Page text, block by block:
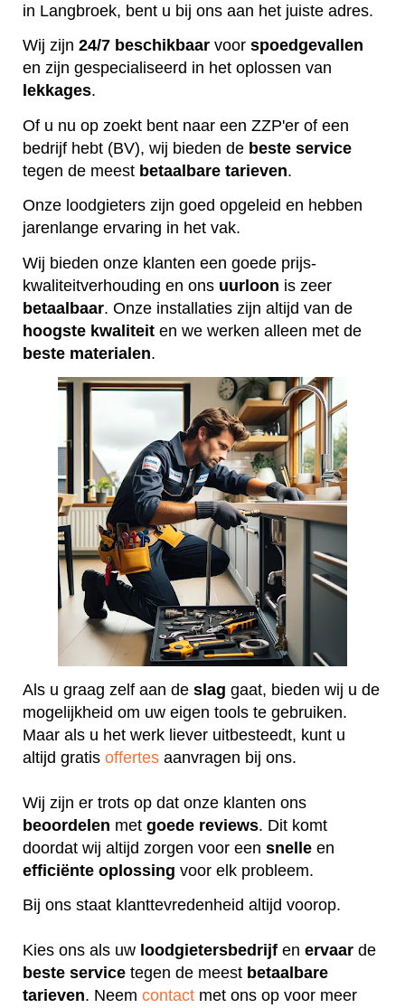
in Langbroek, bent u bij ons aan het juiste adres.
Wij zijn 24/7 beschikbaar voor spoedgevallen
en zijn gespecialiseerd in het oplossen van
lekkages.
Of u nu op zoekt bent naar een ZZP'er of een
bedrijf hebt (BV), wij bieden de beste service
tegen de meest betaalbare tarieven.
Onze loodgieters zijn goed opgeleid en hebben
jarenlange ervaring in het vak.
Wij bieden onze klanten een goede prijs-
kwaliteitverhouding en ons uurloon is zeer
betaalbaar. Onze installaties zijn altijd van de
hoogste kwaliteit en we werken alleen met de
beste materialen.
Als u graag zelf aan de slag gaat, bieden wij u de
mogelijkheid om uw eigen tools te gebruiken.
Maar als u het werk liever uitbesteedt, kunt u
altijd gratis offertes aanvragen bij ons.
Wij zijn er trots op dat onze klanten ons
beoordelen met goede reviews. Dit komt
doordat wij altijd zorgen voor een snelle en
efficiënte oplossing voor elk probleem.
Bij ons staat klanttevredenheid altijd voorop.
Kies ons als uw loodgietersbedrijf en ervaar de
beste service tegen de meest betaalbare
tarieven. Neem contact met ons op voor meer